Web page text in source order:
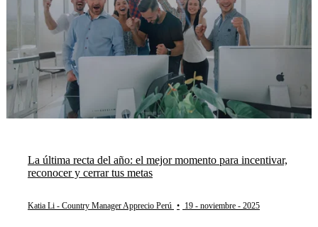
La última recta del año: el mejor momento para incentivar,
reconocer y cerrar tus metas
Katia Li - Country Manager Apprecio Perú • 19 - noviembre - 2025